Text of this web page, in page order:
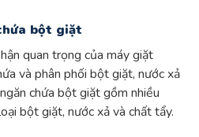
bột giặt
quan trọng của máy giặt
và phân phối bột giặt, nước xả
chứa bột giặt gồm nhiều
bột giặt, nước xả và chất tẩy.